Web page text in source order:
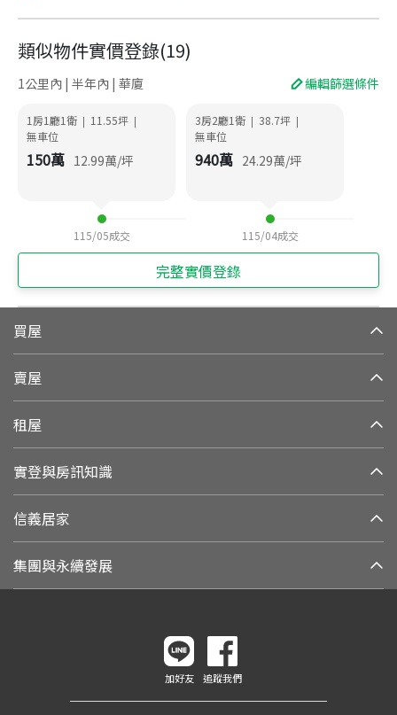
類似物件實價登錄(19)
1公里內 | 半年內 | 華廈 編輯篩選條件
1房1廳1衛 | 11.55坪 |
無車位
150萬 12.99萬/坪
115/05成交
3房2廳1衛 | 38.7坪 |
無車位
940萬 24.29萬/坪
115/04成交
完整實價登錄
買屋
賣屋
租屋
實登與房訊知識
信義居家
集團與永續發展
加好友 追蹤我們